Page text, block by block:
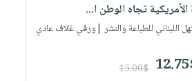
تجاه الوطن ا...
اللبناني للطباعة والنشر |ورقي غلاف عادي
15.00$